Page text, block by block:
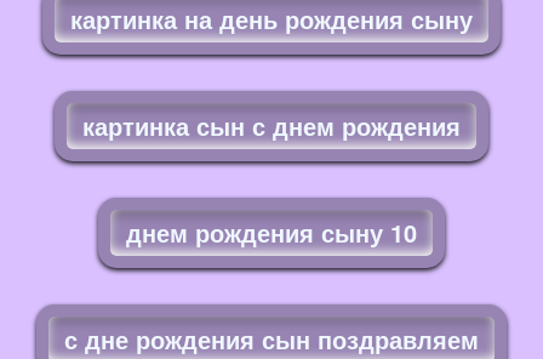
картинка на день рождения сыну
картинка сын с днем рождения
днем рождения сыну 10
с дне рождения сын поздравляем